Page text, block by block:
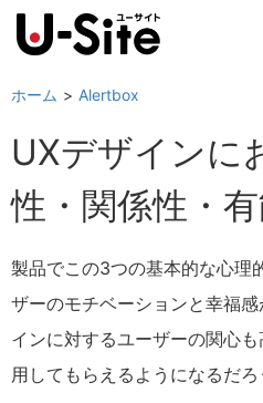
ホーム Alertbox
UXデザインに
性・関係性・
製品でこの3つの基本的な心理
ザーのモチベーションと幸福
インに対するユーザーの関心
用してもらえるようになるだろ